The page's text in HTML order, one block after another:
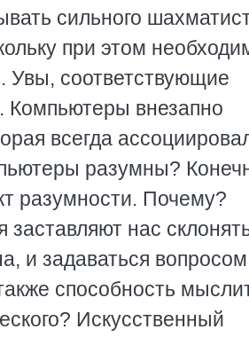
сильного
при этом
Увы, соответствующие
внезапно
всегда
разумны?
разумности. Почему?
нас
и задаваться
способность
Искусственный